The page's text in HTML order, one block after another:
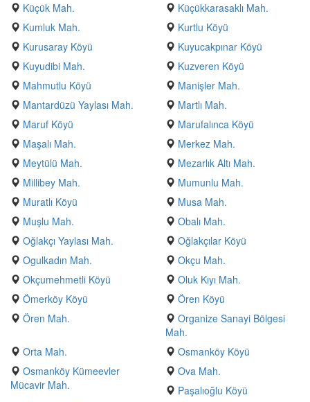
Küçük Mah.
Küçükkarasaklı Mah.
Kumluk Mah.
Kurtlu Köyü
Kurusaray Köyü
Kuyucakpınar Köyü
Kuyudibi Mah.
Kuzveren Köyü
Mahmutlu Köyü
Manişler Mah.
Mantardüzü Yaylası Mah.
Martlı Mah.
Maruf Köyü
Marufalınca Köyü
Maşalı Mah.
Merkez Mah.
Meytülü Mah.
Mezarlık Altı Mah.
Millibey Mah.
Mumunlu Mah.
Muratlı Köyü
Musa Mah.
Muşlu Mah.
Obalı Mah.
Oğlakçı Yaylası Mah.
Oğlakçılar Köyü
Ogulkadın Mah.
Okçu Mah.
Okçumehmetli Köyü
Oluk Kıyı Mah.
Ömerköy Köyü
Ören Köyü
Ören Mah.
Organize Sanayi Bölgesi
Mah.
Orta Mah.
Osmanköy Köyü
Osmanköy Kümeevler
Mücavir Mah.
Ova Mah.
Paşalıoğlu Köyü